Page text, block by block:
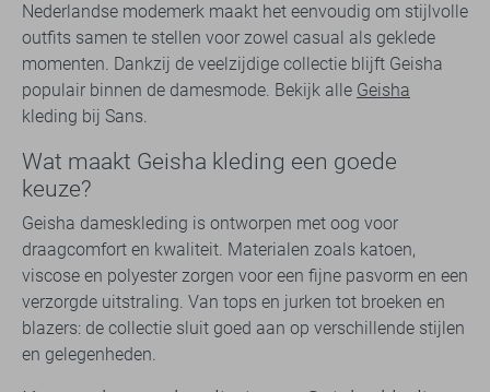
Nederlandse modemerk maakt het eenvoudig om stijlvolle
outfits samen te stellen voor zowel casual als geklede
momenten. Dankzij de veelzijdige collectie blijft Geisha
populair binnen de damesmode. Bekijk alle Geisha
kleding bij Sans.
Wat maakt Geisha kleding een goede
keuze?
Geisha dameskleding is ontworpen met oog voor
draagcomfort en kwaliteit. Materialen zoals katoen,
viscose en polyester zorgen voor een fijne pasvorm en een
verzorgde uitstraling. Van tops en jurken tot broeken en
blazers: de collectie sluit goed aan op verschillende stijlen
en gelegenheden.